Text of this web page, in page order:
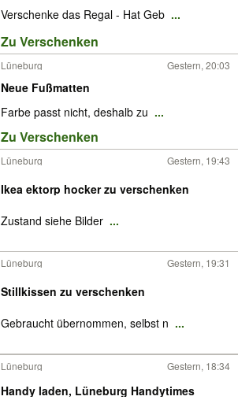
Verschenke das Regal - Hat Geb ...
Zu Verschenken
Lüneburg Gestern, 20:03
Neue Fußmatten
Farbe passt nicht, deshalb zu ...
Zu Verschenken
Lüneburg Gestern, 19:43
Ikea ektorp hocker zu verschenken
Zustand siehe Bilder ...
Lüneburg Gestern, 19:31
Stillkissen zu verschenken
Gebraucht übernommen, selbst n ...
Lüneburg Gestern, 18:34
Handy laden, Lüneburg Handytimes